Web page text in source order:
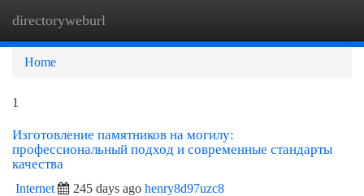
directoryweburl
Home
1
Изготовление памятников на могилу:
профессиональный подход и современные стандарты
качества
Internet 245 days ago henry8d97uzc8